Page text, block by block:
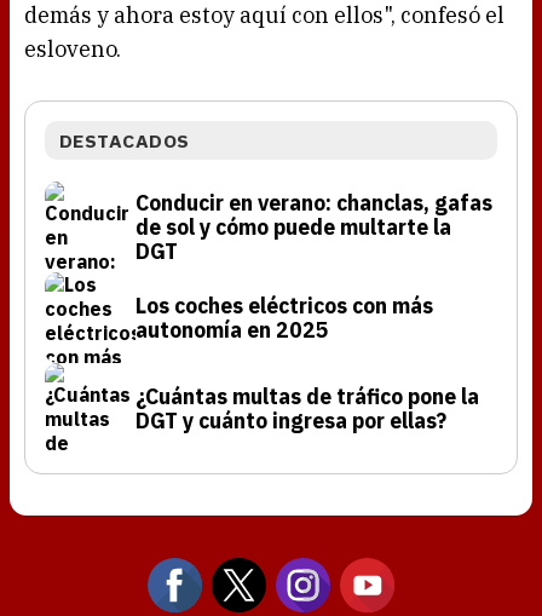
demás y ahora estoy aquí con ellos", confesó el
esloveno.
DESTACADOS
Conducir en verano: chanclas, gafas
de sol y cómo puede multarte la
DGT
Los coches eléctricos con más
autonomía en 2025
¿Cuántas multas de tráfico pone la
DGT y cuánto ingresa por ellas?